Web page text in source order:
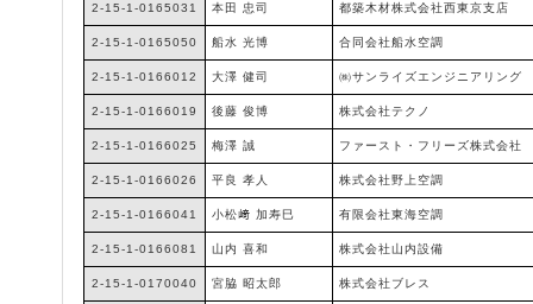
2-15-1-0165031 本田 忠司 都築木材株式会社西東京支店
2-15-1-0165050 船水 光博 合同会社船水空調
2-15-1-0166012 大澤 健司 ㈱サンライズエンジニアリング
2-15-1-0166019 後藤 俊博 株式会社テクノ
2-15-1-0166025 梅澤 誠 ファースト・フリーズ株式会社
2-15-1-0166026 平良 孝人 株式会社野上空調
2-15-1-0166041 小松﨑 加寿巳 有限会社東海空調
2-15-1-0166081 山内 喜和 株式会社山内設備
2-15-1-0170040 宮脇 昭太郎 株式会社ブレス